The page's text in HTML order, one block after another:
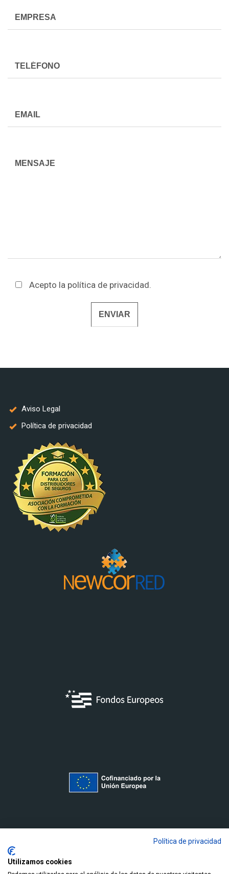
Acepto la política de privacidad.
Aviso Legal
Política de privacidad
Política de privacidad
Utilizamos cookies